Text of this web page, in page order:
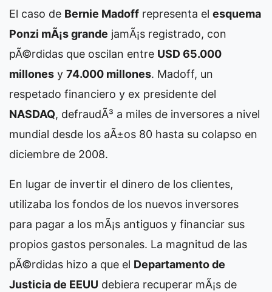
El caso de Bernie Madoff representa el esquema
Ponzi mÃ¡s grande jamÃ¡s registrado, con
pÃ©rdidas que oscilan entre USD 65.000
millones y 74.000 millones. Madoff, un
respetado financiero y ex presidente del
NASDAQ, defraudÃ³ a miles de inversores a nivel
mundial desde los aÃ±os 80 hasta su colapso en
diciembre de 2008.
En lugar de invertir el dinero de los clientes,
utilizaba los fondos de los nuevos inversores
para pagar a los mÃ¡s antiguos y financiar sus
propios gastos personales. La magnitud de las
pÃ©rdidas hizo a que el Departamento de
Justicia de EEUU debiera recuperar mÃ¡s de